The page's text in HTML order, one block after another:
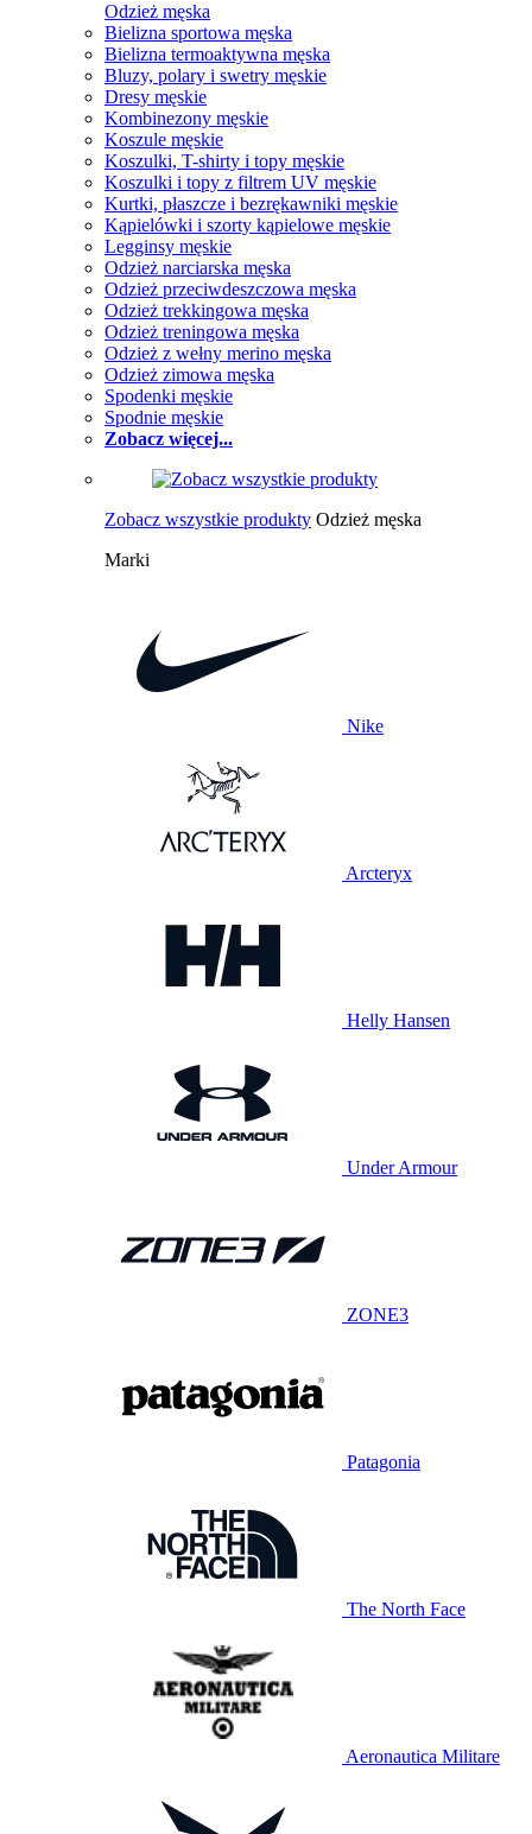
Odzież męska
Bielizna sportowa męska
Bielizna termoaktywna męska
Bluzy, polary i swetry męskie
Dresy męskie
Kombinezony męskie
Koszule męskie
Koszulki, T-shirty i topy męskie
Koszulki i topy z filtrem UV męskie
Kurtki, płaszcze i bezrękawniki męskie
Kąpielówki i szorty kąpielowe męskie
Legginsy męskie
Odzież narciarska męska
Odzież przeciwdeszczowa męska
Odzież trekkingowa męska
Odzież treningowa męska
Odzież z wełny merino męska
Odzież zimowa męska
Spodenki męskie
Spodnie męskie
Zobacz więcej...
Zobacz wszystkie produkty Odzież męska
Marki
Nike
Arcteryx
Helly Hansen
Under Armour
ZONE3
Patagonia
The North Face
Aeronautica Militare